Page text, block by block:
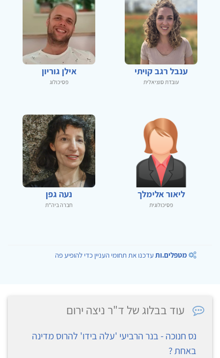
ענבל רגב קויתי
עובדת סוציאלית
אילן גוריון
פסיכולוג
ליאור אלימלך
פסיכולוגית
נעה גפן
חברה ביה"ת
מטפלים.ותעדכנו את תחומי העניין כדי להופיע פה
עוד בבלוג של ד"ר ניצה ירום
נס חנוכה - בנר הרביעי 'עלה בידו' להרוס מדינה
באחת ?